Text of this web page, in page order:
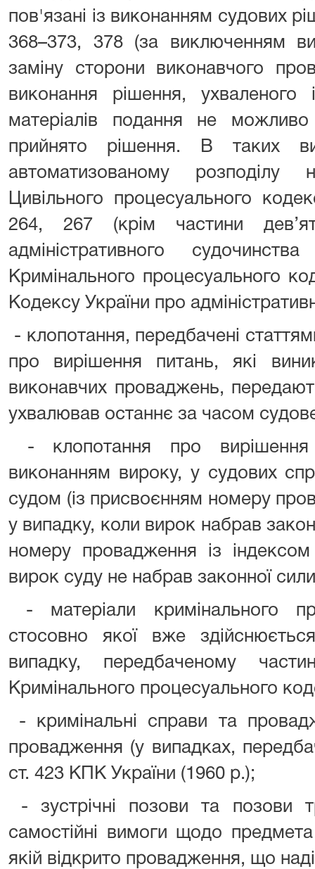
пов'язані із виконанням судових
368–373, 378 (за виключенням
заміну сторони виконавчого
виконання рішення,
матеріалів подання не
прийнято рішення. В таких
автоматизованому розподілу
Цивільного процесуального
264, 267 (крім частини
адміністративного
Кримінального процесуального
Кодексу України про
- клопотання, передбачені
про вирішення питань, які
виконавчих проваджень,
ухвалював останнє за часом
- клопотання про вирішення
виконанням вироку, у судових
судом (із присвоєнням номеру
у випадку, коли вирок набрав
номеру провадження із
вирок суду не набрав законної
- матеріали кримінального
стосовно якої вже
випадку, передбаченому
Кримінального процесуального
- кримінальні справи та
провадження (у випадках,
ст. 423 КПК України (1960 р.);
- зустрічні позови та позови
самостійні вимоги щодо
якій відкрито провадження, що